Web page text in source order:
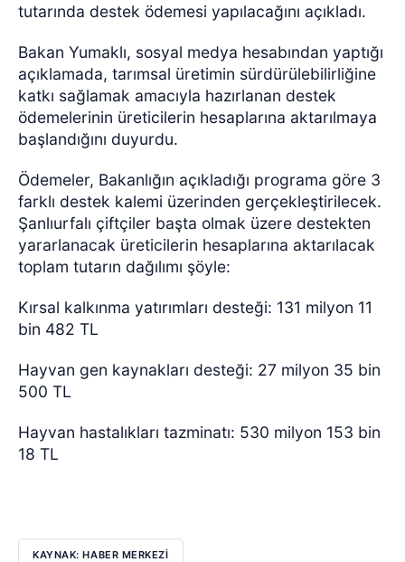
tutarında destek ödemesi yapılacağını açıkladı.
Bakan Yumaklı, sosyal medya hesabından yaptığı
açıklamada, tarımsal üretimin sürdürülebilirliğine
katkı sağlamak amacıyla hazırlanan destek
ödemelerinin üreticilerin hesaplarına aktarılmaya
başlandığını duyurdu.
Ödemeler, Bakanlığın açıkladığı programa göre 3
farklı destek kalemi üzerinden gerçekleştirilecek.
Şanlıurfalı çiftçiler başta olmak üzere destekten
yararlanacak üreticilerin hesaplarına aktarılacak
toplam tutarın dağılımı şöyle:
Kırsal kalkınma yatırımları desteği: 131 milyon 11
bin 482 TL
Hayvan gen kaynakları desteği: 27 milyon 35 bin
500 TL
Hayvan hastalıkları tazminatı: 530 milyon 153 bin
18 TL
KAYNAK: HABER MERKEZİ